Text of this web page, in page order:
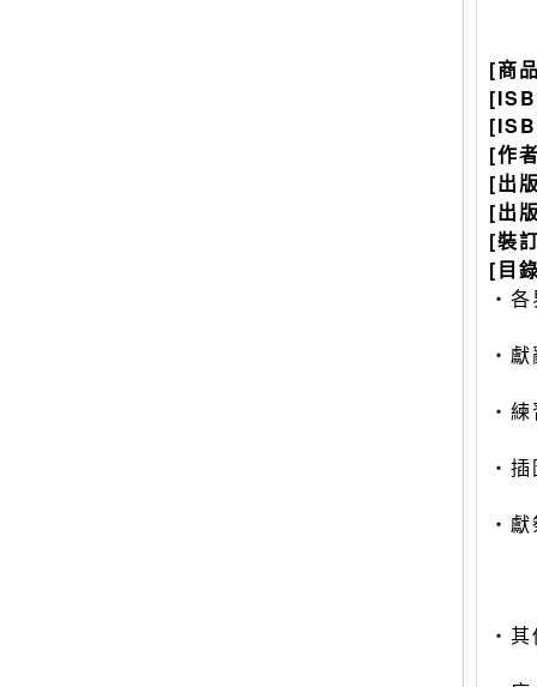
[商
[作
[出
[出
[裝
[目
‧各
‧獻
‧練
‧插
‧獻
‧其